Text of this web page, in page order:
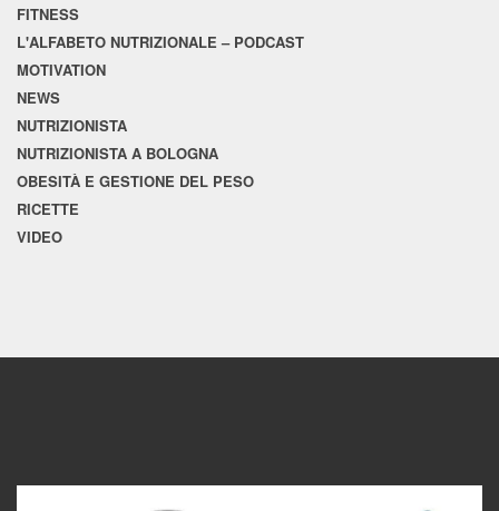
FITNESS
L'ALFABETO NUTRIZIONALE – PODCAST
MOTIVATION
NEWS
NUTRIZIONISTA
NUTRIZIONISTA A BOLOGNA
OBESITÀ E GESTIONE DEL PESO
RICETTE
VIDEO